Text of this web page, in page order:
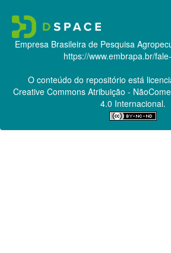
Empresa Brasileira de Pesquisa
https://www.embrapa.br/
O conteúdo do repositório está
Creative CommonsAtribuição -
4.0 Internacional.